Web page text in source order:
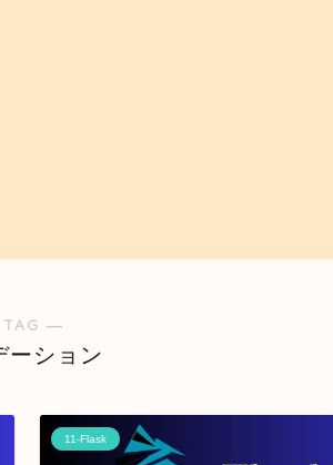
―
ーション
11-Flask